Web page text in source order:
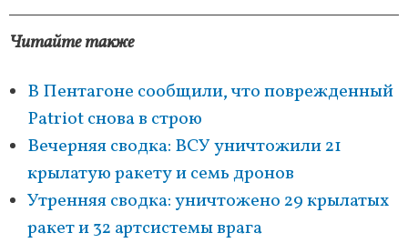
Читайте также
В Пентагоне сообщили, что поврежденный
Patriot снова в строю
Вечерняя сводка: ВСУ уничтожили 21
крылатую ракету и семь дронов
Утренняя сводка: уничтожено 29 крылатых
ракет и 32 артсистемы врага